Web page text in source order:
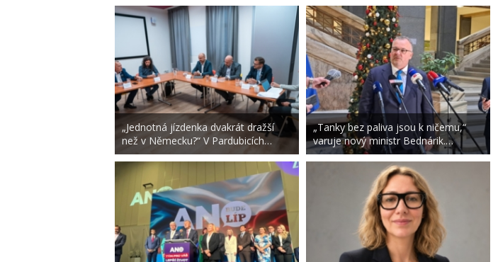
„Jednotná jízdenka dvakrát dražší
než v Německu?“ V Pardubicích…
„Tanky bez paliva jsou k ničemu,“
varuje nový ministr Bednárik.…